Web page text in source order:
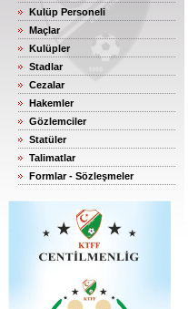
Kulüp Personeli
Maçlar
Kulüpler
Stadlar
Cezalar
Hakemler
Gözlemciler
Statüler
Talimatlar
Formlar - Sözleşmeler